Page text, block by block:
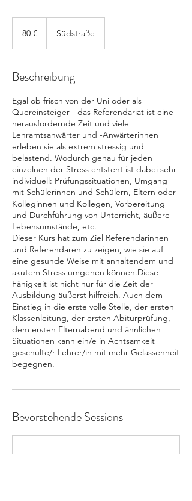
80 € Südstraße
Beschreibung
Egal ob frisch von der Uni oder als
Quereinsteiger - das Referendariat ist eine
herausfordernde Zeit und viele
Lehramtsanwärter und -Anwärterinnen
erleben sie als extrem stressig und
belastend. Wodurch genau für jeden
einzelnen der Stress entsteht ist dabei sehr
individuell: Prüfungssituationen, Umgang
mit Schülerinnen und Schülern, Eltern oder
Kolleginnen und Kollegen, Vorbereitung
und Durchführung von Unterricht, äußere
Lebensumstände, etc.
Dieser Kurs hat zum Ziel Referendarinnen
und Referendaren zu zeigen, wie sie auf
eine gesunde Weise mit anhaltendem und
akutem Stress umgehen können.Diese
Fähigkeit ist nicht nur für die Zeit der
Ausbildung äußerst hilfreich. Auch dem
Einstieg in die erste volle Stelle, der ersten
Klassenleitung, der ersten Abiturprüfung,
dem ersten Elternabend und ähnlichen
Situationen kann ein/e in Achtsamkeit
geschulte/r Lehrer/in mit mehr Gelassenheit
begegnen.
Bevorstehende Sessions